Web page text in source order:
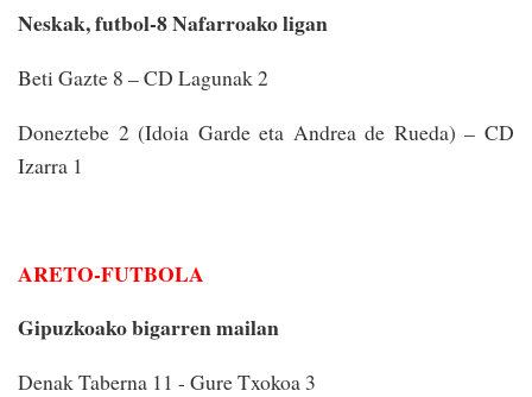
Neskak, futbol-8 Nafarroako ligan
Beti Gazte 8 – CD Lagunak 2
Doneztebe 2 (Idoia Garde eta Andrea de Rueda) – CD
Izarra 1
ARETO-FUTBOLA
Gipuzkoako bigarren mailan
Denak Taberna 11 - Gure Txokoa 3